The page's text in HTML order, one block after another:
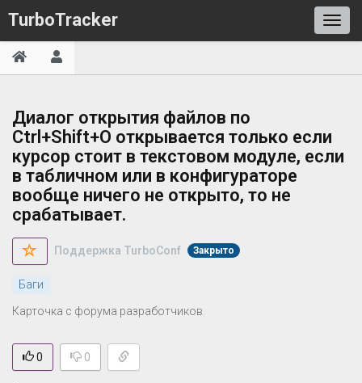
TurboTracker
Диалог открытия файлов по
Ctrl+Shift+O открывается только если
курсор стоит в текстовом модуле, если
в табличном или в конфигураторе
вообще ничего не открыто, то не
срабатывает.
Поддержка TurboConf Закрыто
Баги
Карточка с форума разработчиков
0 0